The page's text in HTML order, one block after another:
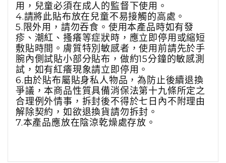
用，兒童必須在成人的監督下使用。
4.請將此貼布放在兒童不易接觸的高處。
5.限外用，請勿吞食。使用本產品時如有發
疹、潮紅、搔癢等症狀時，應立即停用或縮短
敷貼時間。膚質特別敏感者，使用前請先於手
腕內側試貼小部分貼布，做約15分鐘的敏感測
試，如有紅癢現象請立即停用。
6.由於貼布屬貼身私人物品，為防止後續退換
爭議，本商品性質具備消保法第十九條所定之
合理例外情事，拆封後不得於七日內不附理由
解除契約，如欲退換貨請勿拆封。
7.本產品應放在陰涼乾燥處存放 。